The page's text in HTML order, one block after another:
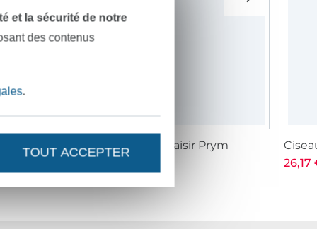
couture têtes facile à saisir Prym
€ / 1 kg)
et la sécurité de notre
des contenus
.
TOUT ACCEPTER